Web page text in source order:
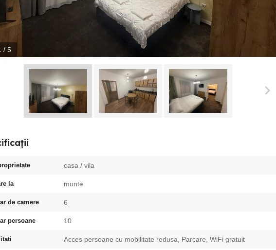
/ 5
casa / vila
la munte
de camere 6
persoane 10
Acces persoane cu mobilitate redusa, Parcare, WiFi gratuit